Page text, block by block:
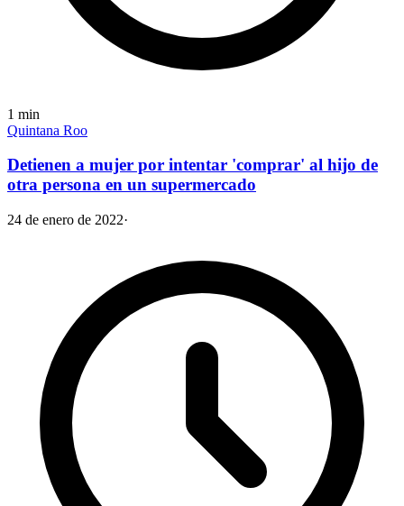
1 min
Quintana Roo
Detienen a mujer por intentar 'comprar' al hijo de
otra persona en un supermercado
24 de enero de 2022·